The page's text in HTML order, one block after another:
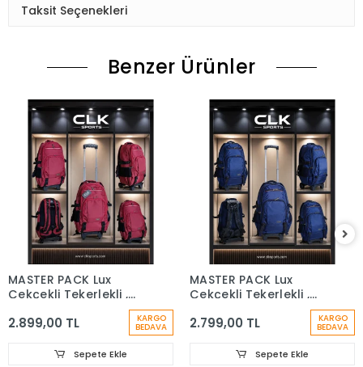
Taksit Seçenekleri
Benzer Ürünler
MASTER PACK Lux
Çekçekli Tekerlekli ,
Dağcı Seyahat Laptop
Bölmeli , Sırt Çantası
2.899,00 TL KARGO
BEDAVA
Sepete Ekle
MASTER PACK Lux
Çekçekli Tekerlekli ,
Çantası
2.799,00 TL KARGO
BEDAVA
Sepete Ekle